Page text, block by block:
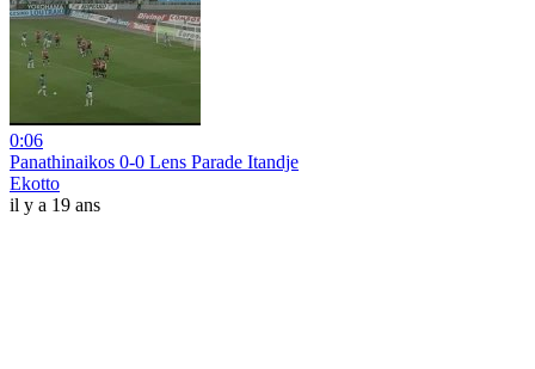
0:06
Panathinaikos 0-0 Lens Parade Itandje
Ekotto
il y a 19 ans